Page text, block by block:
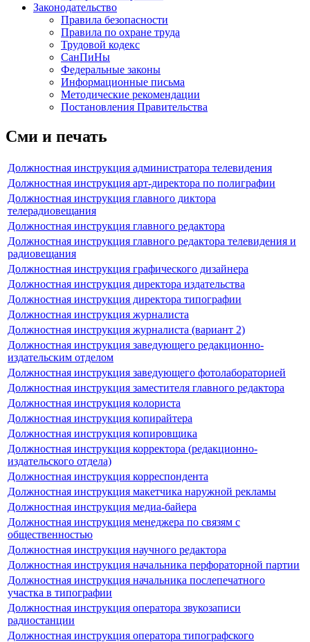
Законодательство
Правила безопасности
Правила по охране труда
Трудовой кодекс
СанПиНы
Федеральные законы
Информационные письма
Методические рекомендации
Постановления Правительства
Сми и печать
Должностная инструкция администратора телевидения
Должностная инструкция арт-директора по полиграфии
Должностная инструкция главного диктора
телерадиовещания
Должностная инструкция главного редактора
Должностная инструкция главного редактора телевидения и
радиовещания
Должностная инструкция графического дизайнера
Должностная инструкция директора издательства
Должностная инструкция директора типографии
Должностная инструкция журналиста
Должностная инструкция журналиста (вариант 2)
Должностная инструкция заведующего редакционно-
издательским отделом
Должностная инструкция заведующего фотолабораторией
Должностная инструкция заместителя главного редактора
Должностная инструкция колориста
Должностная инструкция копирайтера
Должностная инструкция копировщика
Должностная инструкция корректора (редакционно-
издательского отдела)
Должностная инструкция корреспондента
Должностная инструкция макетчика наружной рекламы
Должностная инструкция медиа-байера
Должностная инструкция менеджера по связям с
общественностью
Должностная инструкция научного редактора
Должностная инструкция начальника перфораторной партии
Должностная инструкция начальника послепечатного
участка в типографии
Должностная инструкция оператора звукозаписи
радиостанции
Должностная инструкция оператора типографского